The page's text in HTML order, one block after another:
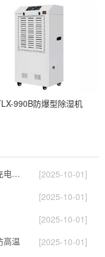
990B防爆型除湿机
迷你除湿器／无线式吸湿器／电子式／可充电重复使用／家用
[2025-10-01]
[2025-10-01]
[2025-10-01]
高温
[2025-10-01]